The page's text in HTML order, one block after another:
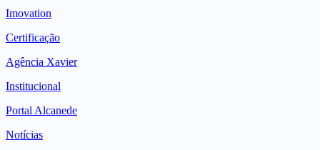
Imovation
Certificação
Agência Xavier
Institucional
Portal Alcanede
Notícias